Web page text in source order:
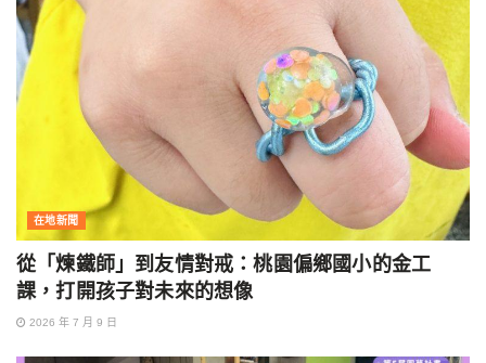
在地新聞
從「煉鐵師」到友情對戒：桃園偏鄉國小的金工
課，打開孩子對未來的想像
2026 年 7 月 9 日